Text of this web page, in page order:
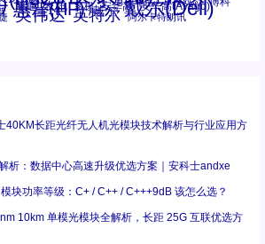
博通 友讯 多模 安华高 安华高(Avago)
惠普(HP) 戴尔 戴尔(Dell)
英伟达 英特尔 阿尔卡特朗讯
40KM长距光纤无人机光模块技术解析与行业应用方
析：数据中心高速升级优选方案｜安科士andxe
块功率等级：C+ / C++ / C+++9dB 该怎么选？
10km 单模光模块全解析，长距 25G 互联优选方